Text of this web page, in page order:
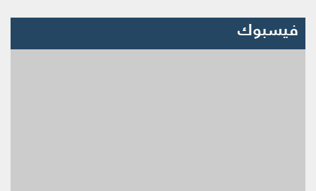
فيسبوك